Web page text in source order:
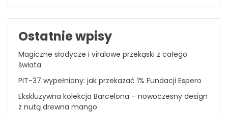
Ostatnie wpisy
Magiczne słodycze i viralowe przekąski z całego
świata
PIT-37 wypełniony: jak przekazać 1% Fundacji Espero
Ekskluzywna kolekcja Barcelona – nowoczesny design
z nutą drewna mango